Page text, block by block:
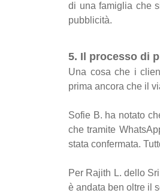
di una famiglia che
pubblicità.
5. Il processo di
Una cosa che i
prima ancora che il
Sofie B. ha notato
che tramite
stata confermata.
Per Rajith L. dello
è andata ben oltre il